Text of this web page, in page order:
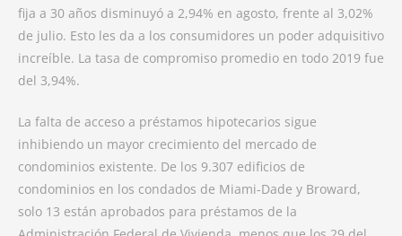
fija a 30 años disminuyó a 2,94% en agosto, frente al 3,02%
de julio. Esto les da a los consumidores un poder adquisitivo
increíble. La tasa de compromiso promedio en todo 2019 fue
del 3,94%.
La falta de acceso a préstamos hipotecarios sigue
inhibiendo un mayor crecimiento del mercado de
condominios existente. De los 9.307 edificios de
condominios en los condados de Miami-Dade y Broward,
solo 13 están aprobados para préstamos de la